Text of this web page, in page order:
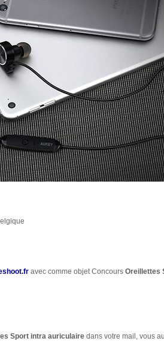
avec comme objet Concours Oreillettes
Sport intra auriculairedans votre mail, vous